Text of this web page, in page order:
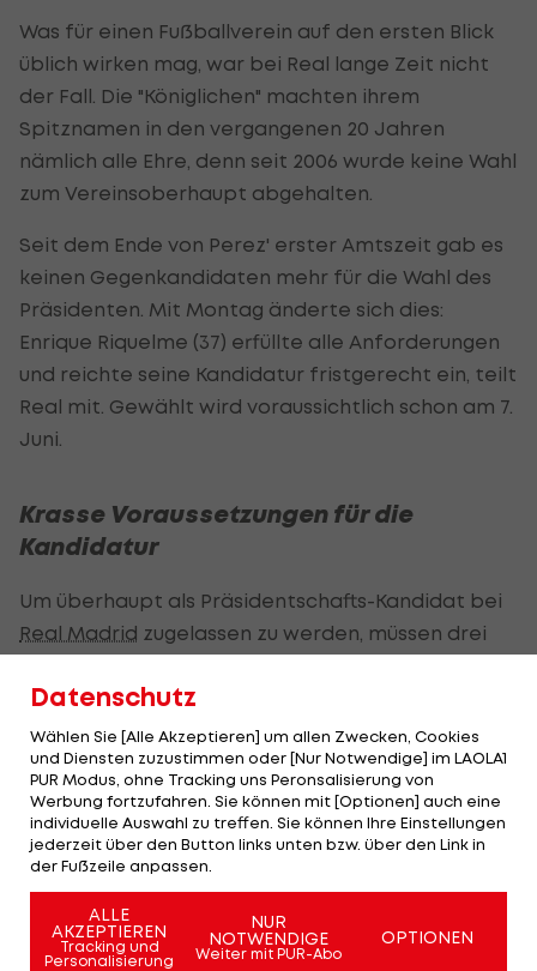
Was für einen Fußballverein auf den ersten Blick
üblich wirken mag, war bei Real lange Zeit nicht
der Fall. Die "Königlichen" machten ihrem
Spitznamen in den vergangenen 20 Jahren
nämlich alle Ehre, denn seit 2006 wurde keine Wahl
zum Vereinsoberhaupt abgehalten.
Seit dem Ende von Perez' erster Amtszeit gab es
keinen Gegenkandidaten mehr für die Wahl des
Präsidenten. Mit Montag änderte sich dies:
Enrique Riquelme (37) erfüllte alle Anforderungen
und reichte seine Kandidatur fristgerecht ein, teilt
Real mit. Gewählt wird voraussichtlich schon am 7.
Juni.
Krasse Voraussetzungen für die
Kandidatur
Um überhaupt als Präsidentschafts-Kandidat bei
Real Madrid zugelassen zu werden, müssen drei
10 bis 15 Prozent des Klub-Umsatzes als
Eigenkapital hinterlegen
Akzeptierung des Wahlvorstands als Kandidat
Obwohl der Milliardär und Unternehmer alle
Voraussetzungen erfüllt, werden ihm nur
Außenseiterchancen zugeschrieben, denn eine
Mehrheit der Real-Fans gilt als Befürworter von
Datenschutz
Wählen Sie [Alle Akzeptieren] um allen Zwecken, Cookies
und Diensten zuzustimmen oder [Nur Notwendige] im LAOLA1
PUR Modus, ohne Tracking uns Peronsalisierung von
Werbung fortzufahren. Sie können mit [Optionen] auch eine
individuelle Auswahl zu treffen. Sie können Ihre Einstellungen
jederzeit über den Button links unten bzw. über den Link in
der Fußzeile anpassen.
ALLE
AKZEPTIEREN
Tracking und
Personalisierung
NUR
NOTWENDIGE
Weiter mit PUR-Abo
OPTIONEN